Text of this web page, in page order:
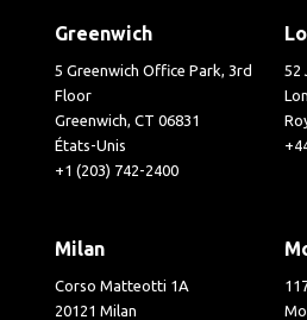
Greenwich
5 Greenwich Office Park, 3rd
Floor
Greenwich, CT 06831
États-Unis
+1 (203) 742-2400
52
Milan
Corso Matteotti 1A
20121 Milan